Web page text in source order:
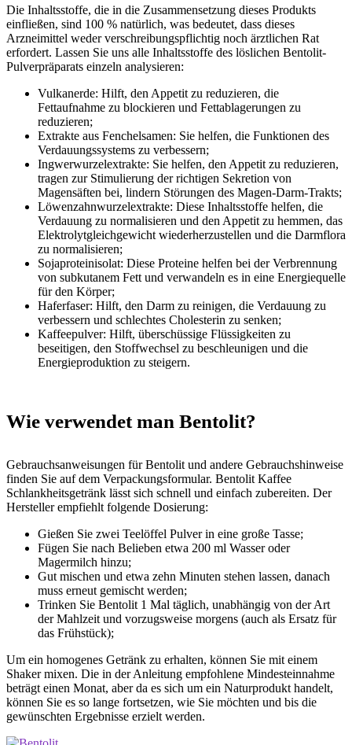
Die Inhaltsstoffe, die in die Zusammensetzung dieses Produkts
einfließen, sind 100 % natürlich, was bedeutet, dass dieses
Arzneimittel weder verschreibungspflichtig noch ärztlichen Rat
erfordert. Lassen Sie uns alle Inhaltsstoffe des löslichen Bentolit-
Pulverpräparats einzeln analysieren:
Vulkanerde: Hilft, den Appetit zu reduzieren, die
Fettaufnahme zu blockieren und Fettablagerungen zu
reduzieren;
Extrakte aus Fenchelsamen: Sie helfen, die Funktionen des
Verdauungssystems zu verbessern;
Ingwerwurzelextrakte: Sie helfen, den Appetit zu reduzieren,
tragen zur Stimulierung der richtigen Sekretion von
Magensäften bei, lindern Störungen des Magen-Darm-Trakts;
Löwenzahnwurzelextrakte: Diese Inhaltsstoffe helfen, die
Verdauung zu normalisieren und den Appetit zu hemmen, das
Elektrolytgleichgewicht wiederherzustellen und die Darmflora
zu normalisieren;
Sojaproteinisolat: Diese Proteine ​​helfen bei der Verbrennung
von subkutanem Fett und verwandeln es in eine Energiequelle
für den Körper;
Haferfaser: Hilft, den Darm zu reinigen, die Verdauung zu
verbessern und schlechtes Cholesterin zu senken;
Kaffeepulver: Hilft, überschüssige Flüssigkeiten zu
beseitigen, den Stoffwechsel zu beschleunigen und die
Energieproduktion zu steigern.
Wie verwendet man Bentolit?
Gebrauchsanweisungen für Bentolit und andere Gebrauchshinweise
finden Sie auf dem Verpackungsformular. Bentolit Kaffee
Schlankheitsgetränk lässt sich schnell und einfach zubereiten. Der
Hersteller empfiehlt folgende Dosierung:
Gießen Sie zwei Teelöffel Pulver in eine große Tasse;
Fügen Sie nach Belieben etwa 200 ml Wasser oder
Magermilch hinzu;
Gut mischen und etwa zehn Minuten stehen lassen, danach
muss erneut gemischt werden;
Trinken Sie Bentolit 1 Mal täglich, unabhängig von der Art
der Mahlzeit und vorzugsweise morgens (auch als Ersatz für
das Frühstück);
Um ein homogenes Getränk zu erhalten, können Sie mit einem
Shaker mixen. Die in der Anleitung empfohlene Mindesteinnahme
beträgt einen Monat, aber da es sich um ein Naturprodukt handelt,
können Sie es so lange fortsetzen, wie Sie möchten und bis die
gewünschten Ergebnisse erzielt werden.